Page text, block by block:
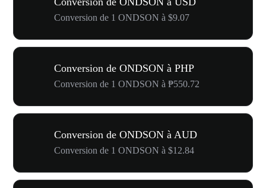
Conversion de 1 ONDSON à $9.07
Conversion de ONDSON à PHP
Conversion de 1 ONDSON à ₱550.72
Conversion de ONDSON à AUD
Conversion de 1 ONDSON à $12.84